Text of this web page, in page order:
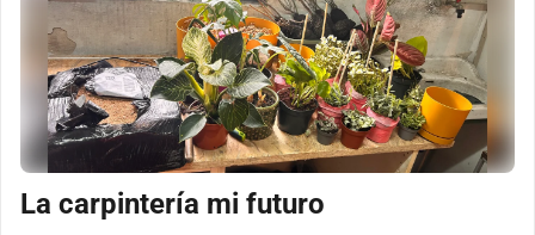
La carpintería mi futuro